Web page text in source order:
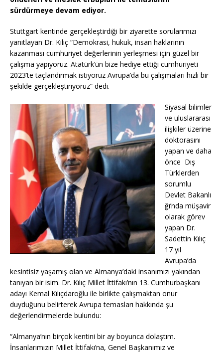
b
o
k
r A
p
g
e
Li
n
k
sürdürmeye devam ediyor.
Stuttgart kentinde gerçekleştirdiği bir ziyarette sorularımızı
yanıtlayan Dr. Kılıç “Demokrasi, hukuk, insan haklarının
kazanması cumhuriyet değerlerinin yerleşmesi için güzel bir
çalışma yapıyoruz. Atatürk’ün bize hediye ettiği cumhuriyeti
2023’te taçlandırmak istiyoruz Avrupa’da bu çalışmaları hızlı bir
şekilde gerçekleştiriyoruz” dedi.
Siyasal bilimler
ve uluslararası
ilişkiler üzerine
doktorasını
yapan ve daha
önce Dış
Türklerden
sorumlu
Devlet Bakanlı
ğı’nda müşavir
olarak görev
yapan Dr.
Sadettin Kılıç
17 yıl
Avrupa’da
kesintisiz yaşamış olan ve Almanya’daki insanımızı yakından
tanıyan bir isim. Dr. Kılıç Millet İttifakı’nın 13. Cumhurbaşkanı
adayı Kemal Kılıçdaroğlu ile birlikte çalışmaktan onur
duyduğunu belirterek Avrupa temasları hakkında şu
değerlendirmelerde bulundu:
“Almanya’nın birçok kentini bir ay boyunca dolaştım.
İnsanlarımızın Millet İttifakı’na, Genel Başkanımız ve